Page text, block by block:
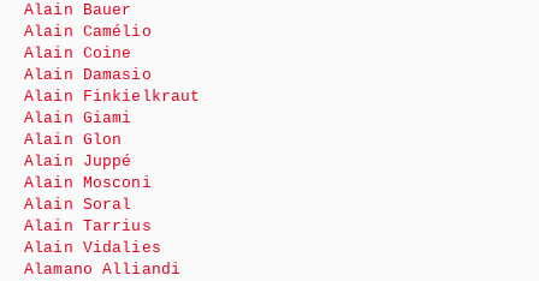
Alain Bauer
Alain Camélio
Alain Coine
Alain Damasio
Alain Finkielkraut
Alain Giami
Alain Glon
Alain Juppé
Alain Mosconi
Alain Soral
Alain Tarrius
Alain Vidalies
Alamano Alliandi